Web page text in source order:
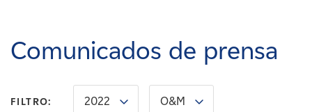
Carreras
Noticias
Comunicados de prensa
FILTRO: 2022 O&M